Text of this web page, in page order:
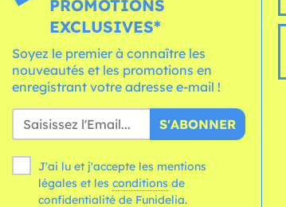
PROMOTIONS
EXCLUSIVES*
Soyez le premier à connaître les
nouveautés et les promotions en
enregistrant votre adresse e-mail !
S'ABONNER
J'ai lu et j'accepte les mentions
légales et les conditions
confidentialité de Funidelia.